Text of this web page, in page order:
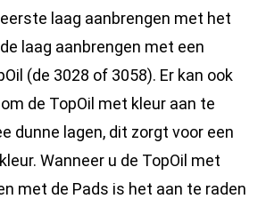
laag aanbrengen met het
laag aanbrengen met een
(de 3028 of 3058). Er kan ook
de TopOil met kleur aan te
dunne lagen, dit zorgt voor een
Wanneer u de TopOil met
met de Pads is het aan te raden